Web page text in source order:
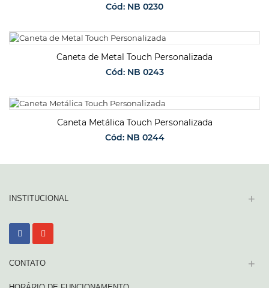
Cód: NB 0230
SOLICITAR ORÇAMENTO
Caneta de Metal Touch Personalizada
Cód: NB 0243
SOLICITAR ORÇAMENTO
Caneta Metálica Touch Personalizada
Cód: NB 0244
INSTITUCIONAL +
CONTATO +